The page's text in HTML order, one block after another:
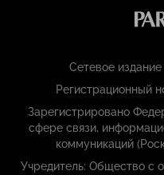
Сетевое
Регистрационный
Зарегистрировано
сфере связи,
коммуникаций
Учредитель: Общество с